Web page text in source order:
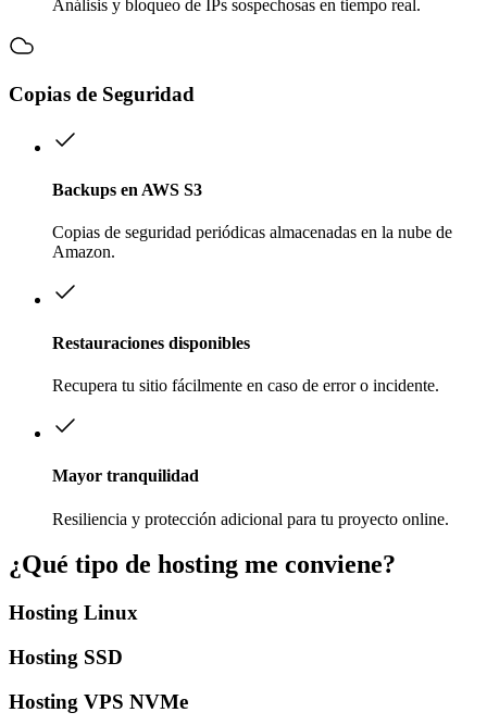
Análisis y bloqueo de IPs sospechosas en tiempo real.
Copias de Seguridad
Backups en AWS S3
Copias de seguridad periódicas almacenadas en la nube de
Amazon.
Restauraciones disponibles
Recupera tu sitio fácilmente en caso de error o incidente.
Mayor tranquilidad
Resiliencia y protección adicional para tu proyecto online.
¿Qué tipo de hosting me conviene?
Hosting Linux
Hosting SSD
Hosting VPS NVMe